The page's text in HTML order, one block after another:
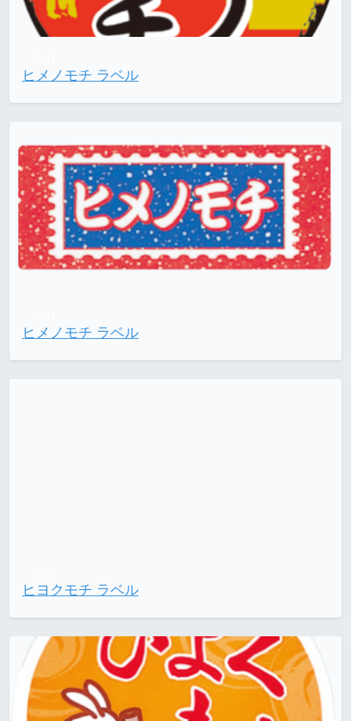
ヒメノモチ ラベル
ヒメノモチ ラベル
ヒヨクモチ ラベル